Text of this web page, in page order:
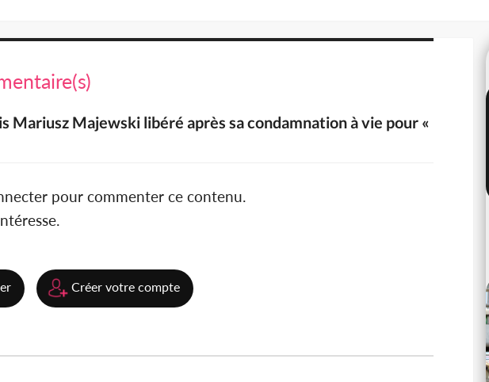
Mariusz Majewski libéré après sa condamnation à vie pour «
pour commenter ce contenu.
Créer votre compte